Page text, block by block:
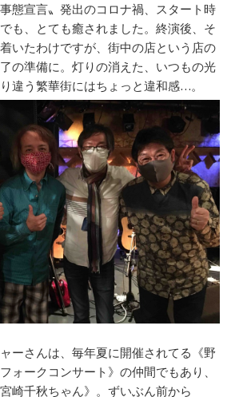
態宣言〟発出のコロナ禍、スタート時
も、とても癒されました。終演後、そ
いたわけですが、街中の店という店の
の準備に。灯りの消えた、いつもの光
違う繁華街にはちょっと違和感…。
ーさんは、毎年夏に開催されてる《野
ォークコンサート》の仲間でもあり、
崎千秋ちゃん》。ずいぶん前から